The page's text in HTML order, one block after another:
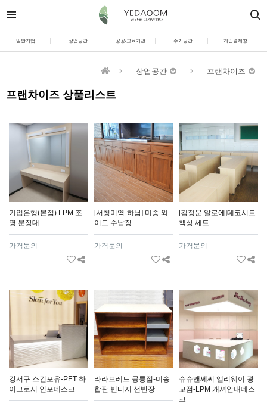
일반기업 상업공간 공공/교육기관 주거공간 개인결제창
프랜차이즈 상품리스트
상업공간 프랜차이즈
기업은행(본점) LPM 조
명 분장대
가격문의
[서청미역-하남] 미송 와
이드 수납장
가격문의
[김정문 알로에]데코시트
책상 세트
가격문의
강서구 스킨포유-PET 하
이그로시 인포데스크
라라브레드 공릉점-미송
합판 빈티지 선반장
슈슈앤쎄씨 앨리웨이 광
교점-LPM 캐셔안내데스
크